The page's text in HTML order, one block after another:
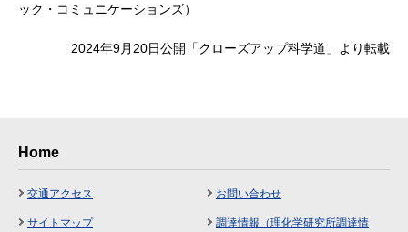
ック・コミュニケーションズ）
2024年9月20日公開「クローズアップ科学道」より転載
Home
交通アクセス お問い合わせ
サイトマップ
調達情報（理化学研究所調達情